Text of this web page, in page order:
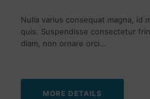
Nulla varius consequat magna, id
quis. Suspendisse consectetur
diam, non ornare orci…
MORE DETAILS